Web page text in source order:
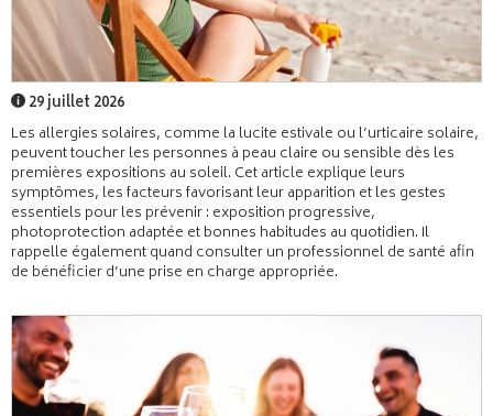
29 juillet 2026
Les allergies solaires, comme la lucite estivale ou l’urticaire solaire,
peuvent toucher les personnes à peau claire ou sensible dès les
premières expositions au soleil. Cet article explique leurs
symptômes, les facteurs favorisant leur apparition et les gestes
essentiels pour les prévenir : exposition progressive,
photoprotection adaptée et bonnes habitudes au quotidien. Il
rappelle également quand consulter un professionnel de santé afin
de bénéficier d’une prise en charge appropriée.